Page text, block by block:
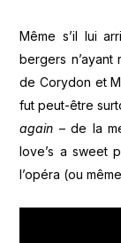
Même s’il lui
bergers
de Corydon et
fut peut-être
again – de la
love’s a sweet
l’opéra (ou